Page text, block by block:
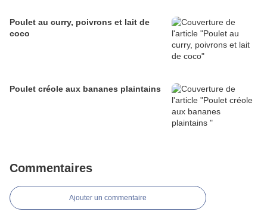
Poulet au curry, poivrons et lait de
coco
Poulet créole aux bananes plaintains
Commentaires
Ajouter un commentaire